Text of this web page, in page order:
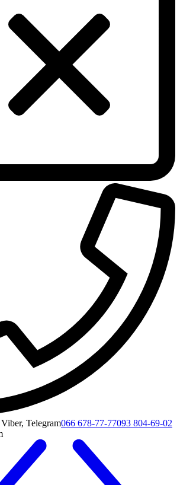
Viber, Telegram066 678-77-77093 804-69-02